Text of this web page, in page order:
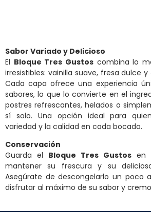
Sabor Variado y Delicioso
El Bloque Tres Gustos combina lo
irresistibles: vainilla suave, fresa dulce
Cada capa ofrece una experiencia
sabores, lo que lo convierte en el
postres refrescantes, helados o
sí solo. Una opción ideal para
variedad y la calidad en cada bocado.
Conservación
Guarda el Bloque Tres Gustos en
mantener su frescura y su
Asegúrate de descongelarlo un poco
disfrutar al máximo de su sabor y